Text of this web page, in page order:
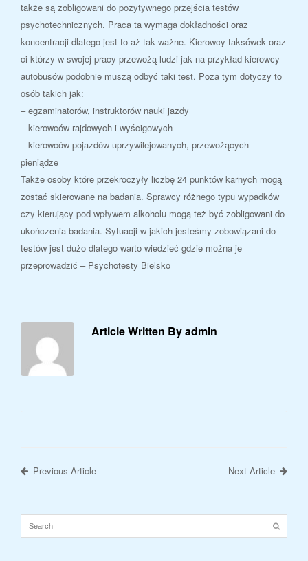
także są zobligowani do pozytywnego przejścia testów
psychotechnicznych. Praca ta wymaga dokładności oraz
koncentracji dlatego jest to aż tak ważne. Kierowcy taksówek oraz
ci którzy w swojej pracy przewożą ludzi jak na przykład kierowcy
autobusów podobnie muszą odbyć taki test. Poza tym dotyczy to
osób takich jak:
– egzaminatorów, instruktorów nauki jazdy
– kierowców rajdowych i wyścigowych
– kierowców pojazdów uprzywilejowanych, przewożących
pieniądze
Także osoby które przekroczyły liczbę 24 punktów karnych mogą
zostać skierowane na badania. Sprawcy różnego typu wypadków
czy kierujący pod wpływem alkoholu mogą też być zobligowani do
ukończenia badania. Sytuacji w jakich jesteśmy zobowiązani do
testów jest dużo dlatego warto wiedzieć gdzie można je
przeprowadzić – Psychotesty Bielsko
Article Written By admin
Previous Article Next Article